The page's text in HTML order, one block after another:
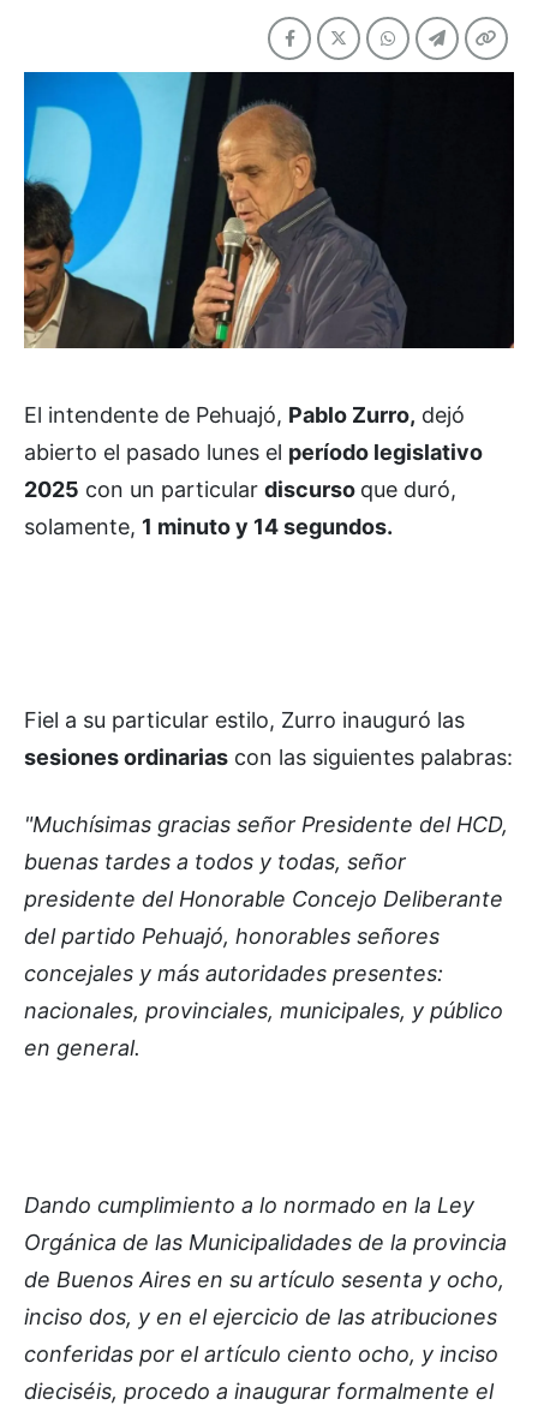
El intendente de Pehuajó, Pablo Zurro, dejó
abierto el pasado lunes el período legislativo
2025 con un particular discurso que duró,
solamente, 1 minuto y 14 segundos.
Fiel a su particular estilo, Zurro inauguró las
sesiones ordinarias con las siguientes palabras:
"Muchísimas gracias señor Presidente del HCD,
buenas tardes a todos y todas, señor
presidente del Honorable Concejo Deliberante
del partido Pehuajó, honorables señores
concejales y más autoridades presentes:
nacionales, provinciales, municipales, y público
en general.
Dando cumplimiento a lo normado en la Ley
Orgánica de las Municipalidades de la provincia
de Buenos Aires en su artículo sesenta y ocho,
inciso dos, y en el ejercicio de las atribuciones
conferidas por el artículo ciento ocho, y inciso
dieciséis, procedo a inaugurar formalmente el